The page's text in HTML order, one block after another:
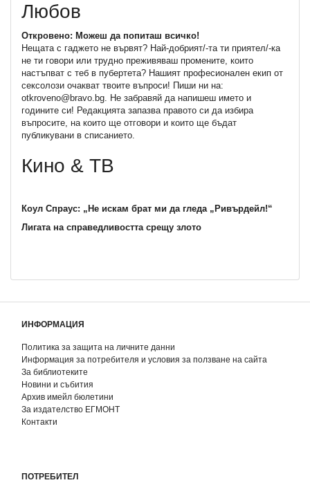
Любов
Откровено: Можеш да попиташ всичко!
Нещата с гаджето не вървят? Най-добрият/-та ти приятел/-ка
не ти говори или трудно преживяваш промените, които
настъпват с теб в пубертета? Нашият професионален екип от
сексолози очакват твоите въпроси! Пиши ни на:
otkroveno@bravo.bg. Не забравяй да напишеш името и
годините си! Редакцията запазва правото си да избира
въпросите, на които ще отговори и които ще бъдат
публикувани в списанието.
Кино & ТВ
Коул Спраус: „Не искам брат ми да гледа „Ривърдейл!“
Лигата на справедливостта срещу злото
ИНФОРМАЦИЯ
Политика за защита на личните данни
Информация за потребителя и условия за ползване на сайта
За библиотеките
Новини и събития
Архив имейл бюлетини
За издателство ЕГМОНТ
Контакти
ПОТРЕБИТЕЛ